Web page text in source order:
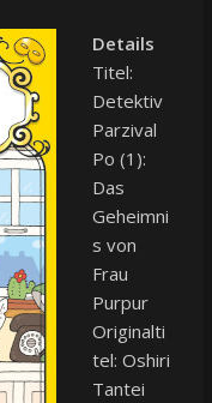
Details
Titel:
Detektiv
Parzival
Po (1):
Das
Geheimni
s von
Frau
Purpur
Originalti
tel: Oshiri
Tantei